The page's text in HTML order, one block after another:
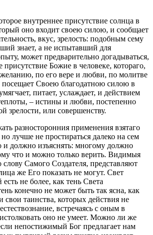
внутреннее присутствие солнца в
оно входит своею силою, и сообщает
вкус, зрелость: подобным сему
знает, а не испытавший для
может предварительно догадываться,
присутствие Божие в человеке, котораго,
по его вере и любви, по молитве
посещает Своею благодатною силою в
питает, услаждает, и действием
– истины и любви, постепенно
зрелости, или совершенству.
разносторонния применения взятаго
лучше не простираться далеко на сем
должно изъяснять: многому должно
что и можно только верить. Видимыя
Самого Создателя, представляют
же Его показать не могут. Свет
не более, как тень Света
конечно не может быть так ясна, как
свои таинства, которых действия не
встречаясь с оным в
оно не умеет. Можно ли же
непостижимый Бог предлагает нам